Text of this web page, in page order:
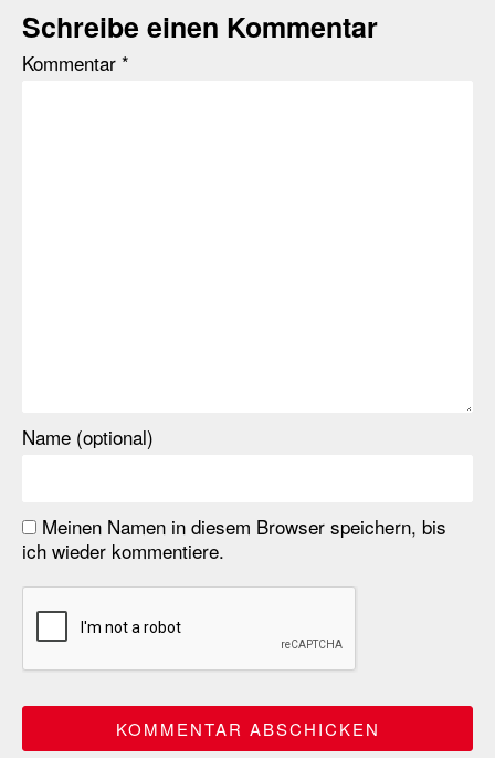
Schreibe einen Kommentar
Kommentar *
Name (optional)
Meinen Namen in diesem Browser speichern, bis
ich wieder kommentiere.